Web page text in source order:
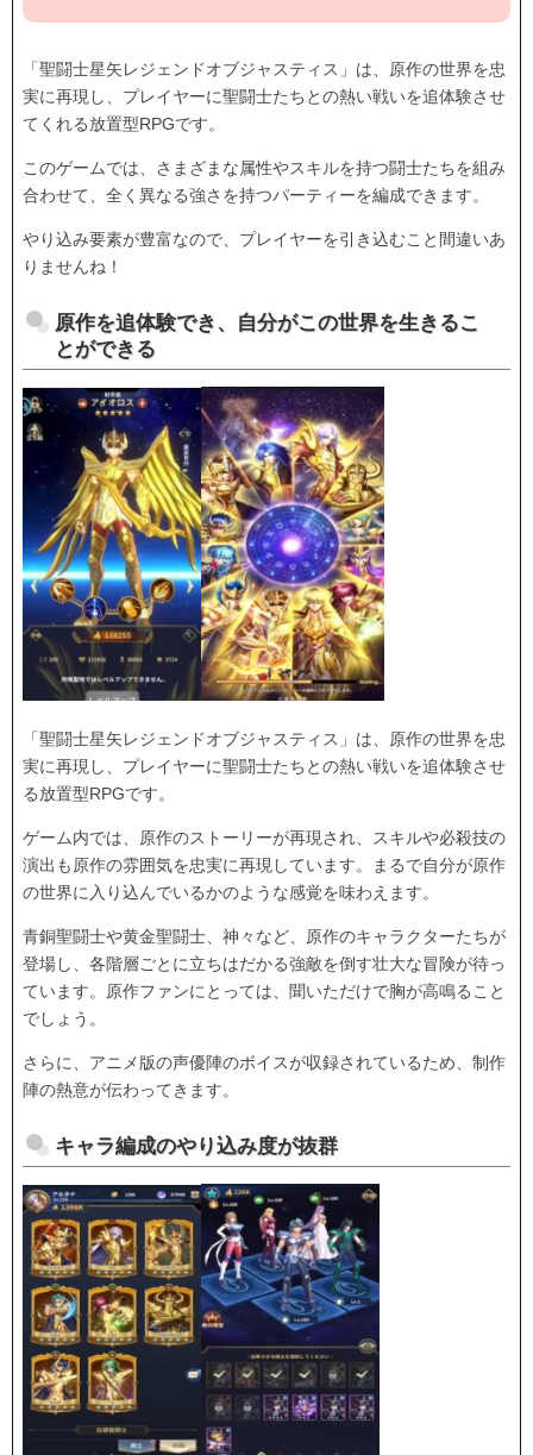
「聖闘士星矢レジェンドオブジャスティス」は、原作の世界を忠
実に再現し、プレイヤーに聖闘士たちとの熱い戦いを追体験させ
てくれる放置型RPGです。
このゲームでは、さまざまな属性やスキルを持つ闘士たちを組み
合わせて、全く異なる強さを持つパーティーを編成できます。
やり込み要素が豊富なので、プレイヤーを引き込むこと間違いあ
りませんね！
原作を追体験でき、自分がこの世界を生きるこ
とができる
「聖闘士星矢レジェンドオブジャスティス」は、原作の世界を忠
実に再現し、プレイヤーに聖闘士たちとの熱い戦いを追体験させ
る放置型RPGです。
ゲーム内では、原作のストーリーが再現され、スキルや必殺技の
演出も原作の雰囲気を忠実に再現しています。まるで自分が原作
の世界に入り込んでいるかのような感覚を味わえます。
青銅聖闘士や黄金聖闘士、神々など、原作のキャラクターたちが
登場し、各階層ごとに立ちはだかる強敵を倒す壮大な冒険が待っ
ています。原作ファンにとっては、聞いただけで胸が高鳴ること
でしょう。
さらに、アニメ版の声優陣のボイスが収録されているため、制作
陣の熱意が伝わってきます。
キャラ編成のやり込み度が抜群